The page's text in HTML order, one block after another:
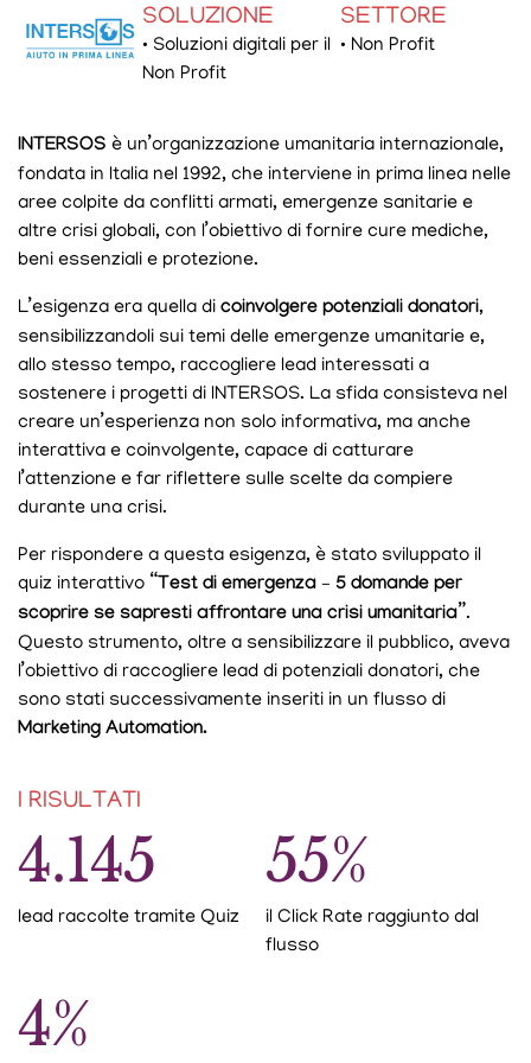
SOLUZIONE
• Soluzioni digitali per il
Non Profit
SETTORE
• Non Profit
INTERSOS è un’organizzazione umanitaria internazionale,
fondata in Italia nel 1992, che interviene in prima linea nelle
aree colpite da conflitti armati, emergenze sanitarie e
altre crisi globali, con l’obiettivo di fornire cure mediche,
beni essenziali e protezione.
L’esigenza era quella di coinvolgere potenziali donatori,
sensibilizzandoli sui temi delle emergenze umanitarie e,
allo stesso tempo, raccogliere lead interessati a
sostenere i progetti di INTERSOS. La sfida consisteva nel
creare un’esperienza non solo informativa, ma anche
interattiva e coinvolgente, capace di catturare
l’attenzione e far riflettere sulle scelte da compiere
durante una crisi.
Per rispondere a questa esigenza, è stato sviluppato il
quiz interattivo “Test di emergenza – 5 domande per
scoprire se sapresti affrontare una crisi umanitaria”.
Questo strumento, oltre a sensibilizzare il pubblico, aveva
l’obiettivo di raccogliere lead di potenziali donatori, che
sono stati successivamente inseriti in un flusso di
Marketing Automation.
I RISULTATI
4.145
lead raccolte tramite Quiz
55%
il Click Rate raggiunto dal
flusso
4%